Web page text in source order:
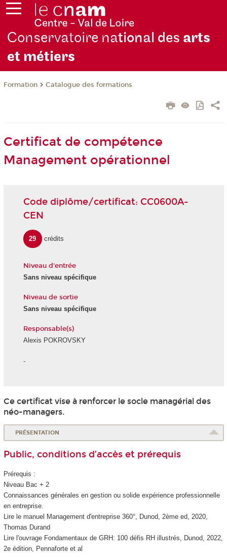
Conservatoire national des arts
et métiers
Formation Catalogue des formations
Certificat de compétence
Management opérationnel
Code diplôme/certificat: CC0600A-
CEN
29 crédits
Niveau d'entrée
Sans niveau spécifique
Niveau de sortie
Sans niveau spécifique
Responsable(s)
Alexis POKROVSKY
-
Ce certificat vise à renforcer le socle managérial des
néo-managers.
PRÉSENTATION
Public, conditions d’accès et prérequis
Prérequis :
Niveau Bac + 2
Connaissances générales en gestion ou solide expérience professionnelle
en entreprise.
Lire le manuel Management d'entreprise 360°, Dunod, 2ème ed, 2020,
Thomas Durand
Lire l'ouvrage Fondamentaux de GRH: 100 défis RH illustrés, Dunod, 2022,
2e édition, Pennaforte et al